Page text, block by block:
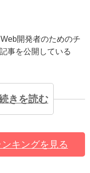
開発者のためのチ
事を公開している
きを読む
キングを見る